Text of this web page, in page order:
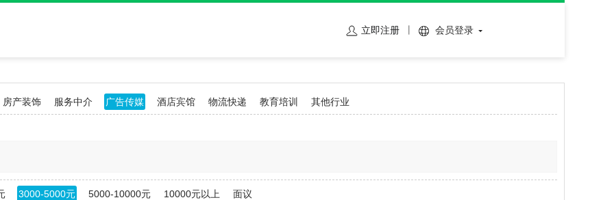
立即注册 会员登录
房产装饰 服务中介 广告传媒 酒店宾馆 物流快递 教育培训 其他行业
3000-5000元 5000-10000元 10000元以上 面议